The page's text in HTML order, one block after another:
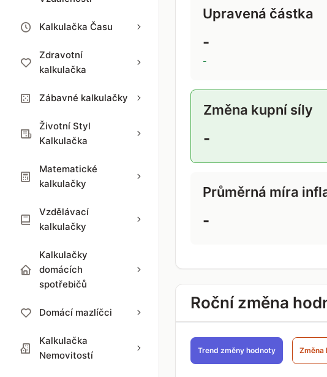
Kalkulačka Času
Zdravotní
kalkulačka
Zábavné kalkulačky
Životní Styl
Kalkulačka
Matematické
kalkulačky
Vzdělávací
kalkulačky
Kalkulačky
domácích
spotřebičů
Domácí mazlíčci
Kalkulačka
Nemovitostí
Upravená částka
-
-
Změna kupní síly
-
Průměrná míra
-
Roční změna
Trend změny hodnoty Změna